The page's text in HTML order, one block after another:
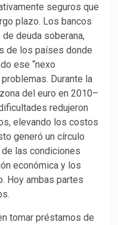
seguros que
plazo. Los bancos
deuda soberana,
de los países donde
ese “nexo
Durante la
del euro en 2010–
redujeron
elevando los costos
generó un círculo
las condiciones
económica y los
Hoy ambas partes
tomar préstamos de